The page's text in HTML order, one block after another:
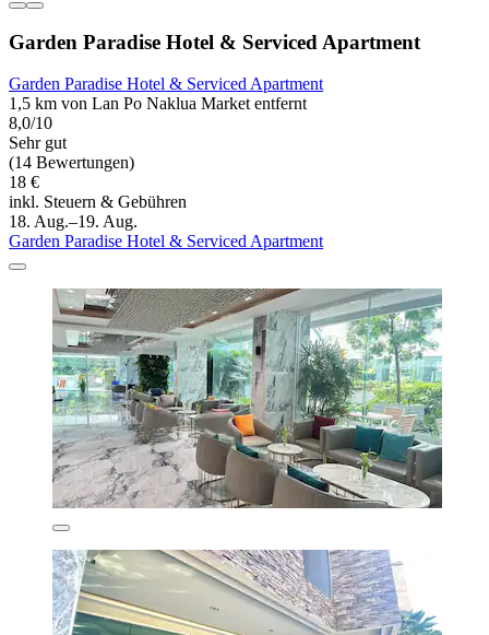
Garden Paradise Hotel & Serviced Apartment
Garden Paradise Hotel & Serviced Apartment
1,5 km von Lan Po Naklua Market entfernt
8,0/10
Sehr gut
(14 Bewertungen)
18 €
inkl. Steuern & Gebühren
18. Aug.–19. Aug.
Garden Paradise Hotel & Serviced Apartment